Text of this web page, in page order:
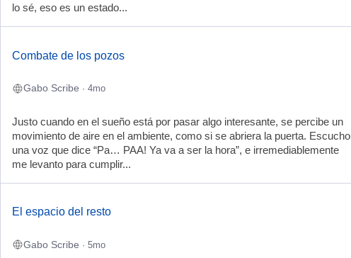
lo sé, eso es un estado...
Combate de los pozos
Gabo Scribe · 4mo
Justo cuando en el sueño está por pasar algo interesante, se percibe un
movimiento de aire en el ambiente, como si se abriera la puerta. Escucho
una voz que dice “Pa… PAA! Ya va a ser la hora”, e irremediablemente
me levanto para cumplir...
El espacio del resto
Gabo Scribe · 5mo